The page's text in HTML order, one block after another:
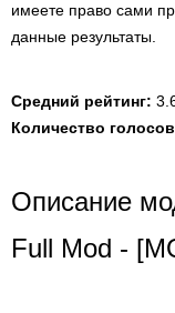
имеете право сами
данные результаты.
Средний рейтинг:
Количество
Описание
Full Mod -